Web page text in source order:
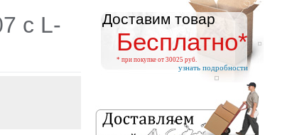
с L-
Доставим товар
Бесплатно*
* при покупке от 30025 руб.
узнать подробности